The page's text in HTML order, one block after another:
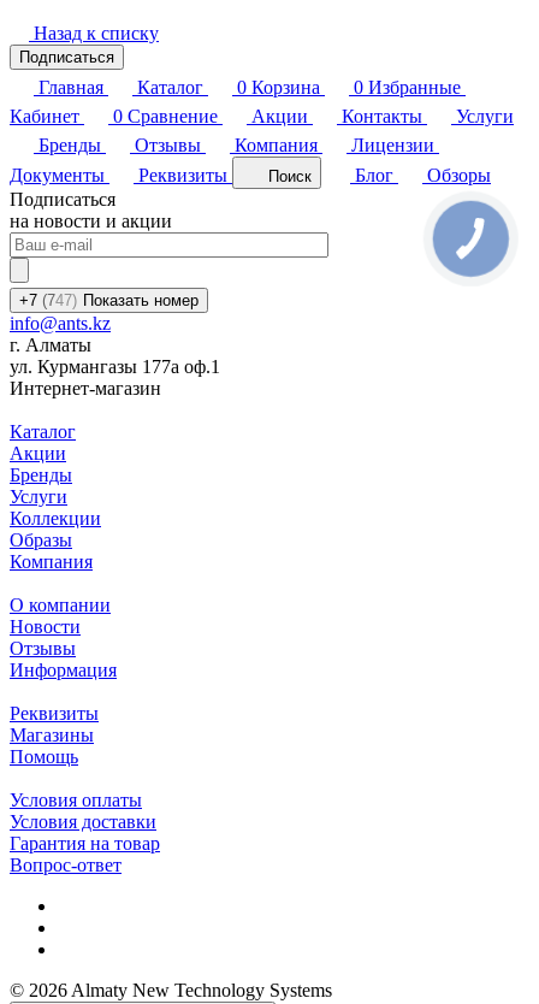
Назад к списку
Подписаться
Главная Каталог 0 Корзина 0 Избранные
Кабинет
0 Сравнение Акции Контакты
Услуги
Бренды
Отзывы Компания
Лицензии
Документы
Реквизиты Поиск Блог
Обзоры
Подписаться
на новости и акции
+7 (747) Показать номер
info@ants.kz
г. Алматы
ул. Курмангазы 177а оф.1
Интернет-магазин
Каталог
Акции
Бренды
Услуги
Коллекции
Образы
Компания
О компании
Новости
Отзывы
Информация
Реквизиты
Магазины
Помощь
Условия оплаты
Условия доставки
Гарантия на товар
Вопрос-ответ
© 2026 Almaty New Technology Systems